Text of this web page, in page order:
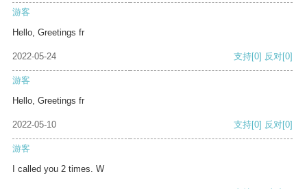
游客
Hello, Greetings fr
2022-05-24 支持[0] 反对[0]
游客
Hello, Greetings fr
2022-05-10 支持[0] 反对[0]
游客
I called you 2 times. W